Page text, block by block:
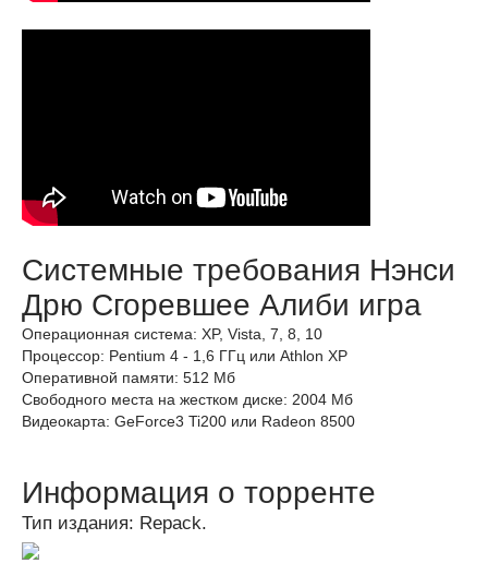
Системные требования Нэнси
Дрю Сгоревшее Алиби игра
Операционная система: XP, Vista, 7, 8, 10
Процессор: Pentium 4 - 1,6 ГГц или Athlon XP
Оперативной памяти: 512 Мб
Свободного места на жестком диске: 2004 Мб
Видеокарта: GeForce3 Ti200 или Radeon 8500
Информация о торренте
Тип издания: Repack.